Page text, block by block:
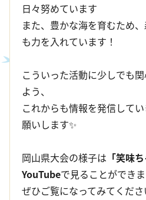
日々努めています
また、豊かな海を育むため
も力を入れています！
こういった活動に少しでも
よう、
これからも情報を発信して
願いします✨
岡山県大会の様子は 「笑味
YouTubeで見ることができ
ぜひご覧になってみてくだ